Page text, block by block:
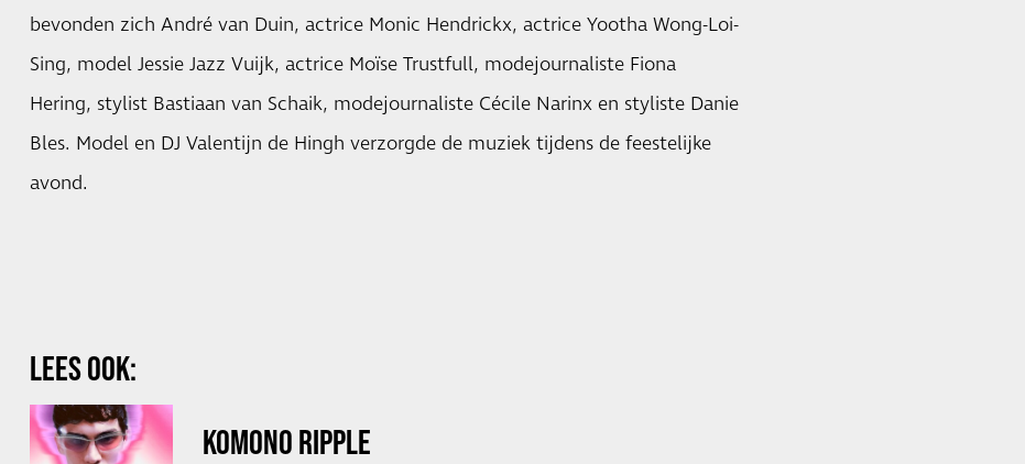
bevonden zich André van Duin, actrice Monic Hendrickx, actrice Yootha Wong-Loi-
Sing, model Jessie Jazz Vuijk, actrice Moïse Trustfull, modejournaliste Fiona
Hering, stylist Bastiaan van Schaik, modejournaliste Cécile Narinx en styliste Danie
Bles. Model en DJ Valentijn de Hingh verzorgde de muziek tijdens de feestelijke
avond.
LEES OOK:
KOMONO RIPPLE